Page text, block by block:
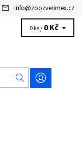
info@zoozverimex.cz
0 ks / 0 Kč